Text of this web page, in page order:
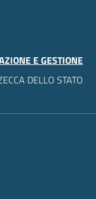
E GESTIONE
DELLO STATO